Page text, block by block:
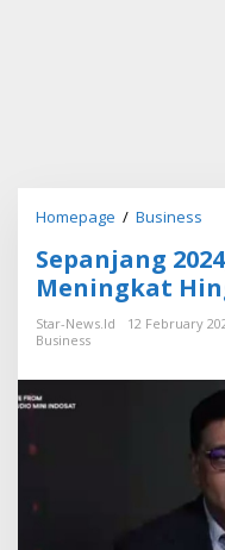
Homepage / Business
p
a
n
j
0
2
,
P
e
Sepanjang
Meningkat
Star-News.id
12 February
Business